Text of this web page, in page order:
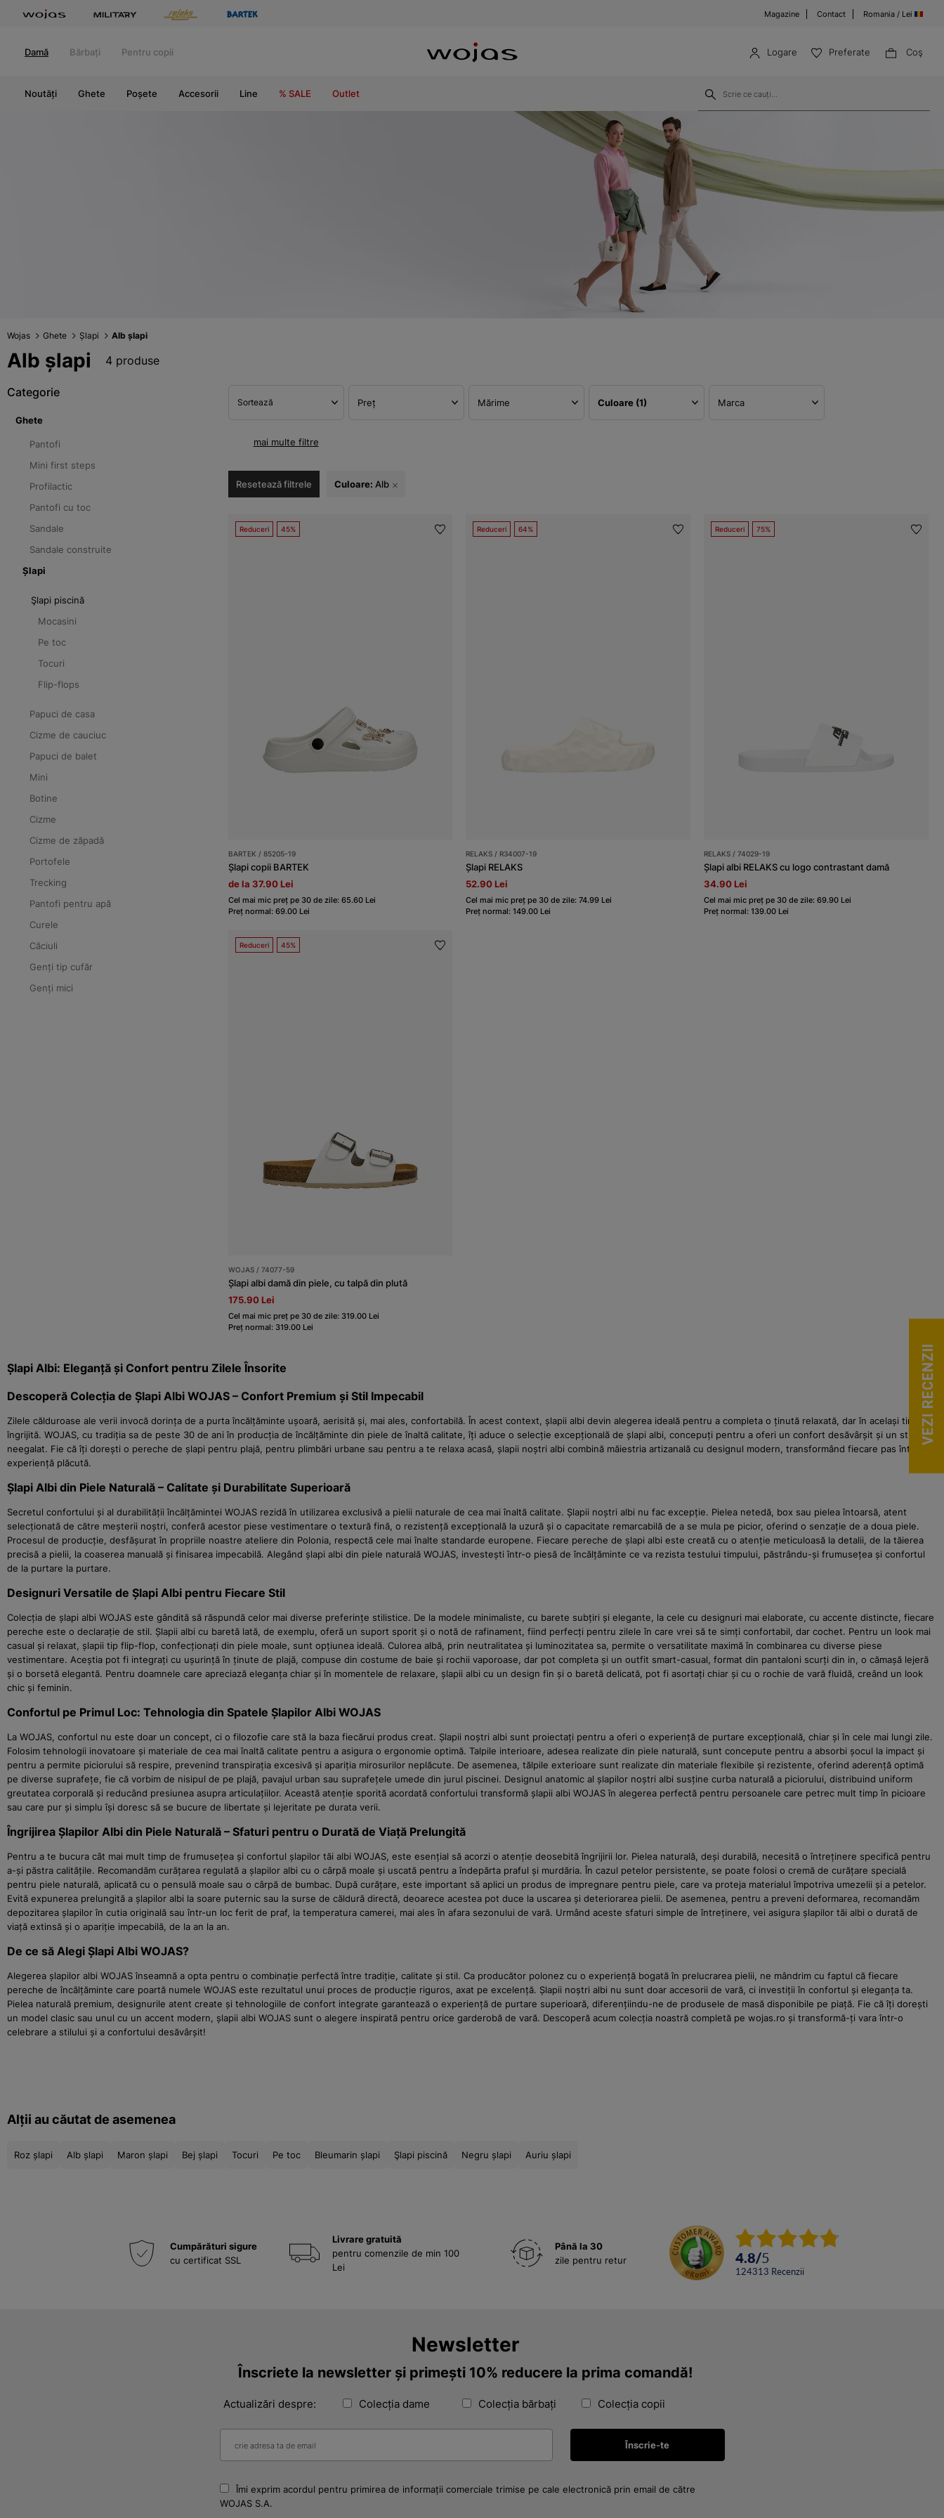
Magazine Contact Romania / Lei
Damă Bărbați Pentru copii Logare Preferate Coş
Noutăți Ghete Poșete Accesorii Line % SALE Outlet
Wojas Ghete Șlapi Alb șlapi
Alb șlapi 4 produse
Categorie
Ghete
Pantofi
Mini first steps
Profilactic
Pantofi cu toc
Sandale
Sandale construite
Șlapi
Şlapi piscină
Mocasini
Pe toc
Tocuri
Flip-flops
Papuci de casa
Cizme de cauciuc
Papuci de balet
Mini
Botine
Cizme
Cizme de zăpadă
Portofele
Trecking
Pantofi pentru apă
Curele
Căciuli
Genți tip cufăr
Genți mici
Sortează Preț Mărime Culoare (1) Marca
mai multe filtre
Resetează filtrele Culoare: Alb
Reduceri 45%
BARTEK / 85205-19
Șlapi copii BARTEK
de la 37.90 Lei
Cel mai mic preț pe 30 de zile: 65.60 Lei
Preț normal: 69.00 Lei
Reduceri 64%
RELAKS / R34007-19
Șlapi RELAKS
52.90 Lei
Cel mai mic preț pe 30 de zile: 74.99 Lei
Preț normal: 149.00 Lei
Reduceri 75%
RELAKS / 74029-19
Șlapi albi RELAKS cu logo contrastant damă
34.90 Lei
Cel mai mic preț pe 30 de zile: 69.90 Lei
Preț normal: 139.00 Lei
Reduceri 45%
WOJAS / 74077-59
Șlapi albi damă din piele, cu talpă din plută
175.90 Lei
Cel mai mic preț pe 30 de zile: 319.00 Lei
Preț normal: 319.00 Lei
Șlapi Albi: Eleganță și Confort pentru Zilele Însorite
Descoperă Colecția de Șlapi Albi WOJAS – Confort Premium și Stil Impecabil
Zilele călduroase ale verii invocă dorința de a purta încălțăminte ușoară, aerisită și, mai ales, confortabilă. În acest context, șlapii albi devin alegerea ideală pentru a completa o ținută relaxată, dar în același timp
îngrijită. WOJAS, cu tradiția sa de peste 30 de ani în producția de încălțăminte din piele de înaltă calitate, îți aduce o selecție excepțională de șlapi albi, concepuți pentru a oferi un confort desăvârșit și un stil de
neegalat. Fie că îți dorești o pereche de șlapi pentru plajă, pentru plimbări urbane sau pentru a te relaxa acasă, șlapii noștri albi combină măiestria artizanală cu designul modern, transformând fiecare pas într-o
experiență plăcută.
Șlapi Albi din Piele Naturală – Calitate și Durabilitate Superioară
Secretul confortului și al durabilității încălțămintei WOJAS rezidă în utilizarea exclusivă a pielii naturale de cea mai înaltă calitate. Șlapii noștri albi nu fac excepție. Pielea netedă, box sau pielea întoarsă, atent
selecționată de către meșterii noștri, conferă acestor piese vestimentare o textură fină, o rezistență excepțională la uzură și o capacitate remarcabilă de a se mula pe picior, oferind o senzație de a doua piele.
Procesul de producție, desfășurat în propriile noastre ateliere din Polonia, respectă cele mai înalte standarde europene. Fiecare pereche de șlapi albi este creată cu o atenție meticuloasă la detalii, de la tăierea
precisă a pielii, la coaserea manuală și finisarea impecabilă. Alegând șlapi albi din piele naturală WOJAS, investești într-o piesă de încălțăminte ce va rezista testului timpului, păstrându-și frumusețea și confortul
de la purtare la purtare.
Designuri Versatile de Șlapi Albi pentru Fiecare Stil
Colecția de șlapi albi WOJAS este gândită să răspundă celor mai diverse preferințe stilistice. De la modele minimaliste, cu barete subțiri și elegante, la cele cu designuri mai elaborate, cu accente distincte, fiecare
pereche este o declarație de stil. Șlapii albi cu baretă lată, de exemplu, oferă un suport sporit și o notă de rafinament, fiind perfecți pentru zilele în care vrei să te simți confortabil, dar cochet. Pentru un look mai
casual și relaxat, șlapii tip flip-flop, confecționați din piele moale, sunt opțiunea ideală. Culorea albă, prin neutralitatea și luminozitatea sa, permite o versatilitate maximă în combinarea cu diverse piese
vestimentare. Aceștia pot fi integrați cu ușurință în ținute de plajă, compuse din costume de baie și rochii vaporoase, dar pot completa și un outfit smart-casual, format din pantaloni scurți din in, o cămașă lejeră
și o borsetă elegantă. Pentru doamnele care apreciază eleganța chiar și în momentele de relaxare, șlapii albi cu un design fin și o baretă delicată, pot fi asortați chiar și cu o rochie de vară fluidă, creând un look
chic și feminin.
Confortul pe Primul Loc: Tehnologia din Spatele Șlapilor Albi WOJAS
La WOJAS, confortul nu este doar un concept, ci o filozofie care stă la baza fiecărui produs creat. Șlapii noștri albi sunt proiectați pentru a oferi o experiență de purtare excepțională, chiar și în cele mai lungi zile.
Folosim tehnologii inovatoare și materiale de cea mai înaltă calitate pentru a asigura o ergonomie optimă. Talpile interioare, adesea realizate din piele naturală, sunt concepute pentru a absorbi șocul la impact și
pentru a permite piciorului să respire, prevenind transpirația excesivă și apariția mirosurilor neplăcute. De asemenea, tălpile exterioare sunt realizate din materiale flexibile și rezistente, oferind aderență optimă
pe diverse suprafețe, fie că vorbim de nisipul de pe plajă, pavajul urban sau suprafețele umede din jurul piscinei. Designul anatomic al șlapilor noștri albi susține curba naturală a piciorului, distribuind uniform
greutatea corporală și reducând presiunea asupra articulațiilor. Această atenție sporită acordată confortului transformă șlapii albi WOJAS în alegerea perfectă pentru persoanele care petrec mult timp în picioare
sau care pur și simplu își doresc să se bucure de libertate și lejeritate pe durata verii.
Îngrijirea Șlapilor Albi din Piele Naturală – Sfaturi pentru o Durată de Viață Prelungită
Pentru a te bucura cât mai mult timp de frumusețea și confortul șlapilor tăi albi WOJAS, este esențial să acorzi o atenție deosebită îngrijirii lor. Pielea naturală, deși durabilă, necesită o întreținere specifică pentru
a-și păstra calitățile. Recomandăm curățarea regulată a șlapilor albi cu o cârpă moale și uscată pentru a îndepărta praful și murdăria. În cazul petelor persistente, se poate folosi o cremă de curățare specială
pentru piele naturală, aplicată cu o pensulă moale sau o cârpă de bumbac. După curățare, este important să aplici un produs de impregnare pentru piele, care va proteja materialul împotriva umezelii și a petelor.
Evită expunerea prelungită a șlapilor albi la soare puternic sau la surse de căldură directă, deoarece acestea pot duce la uscarea și deteriorarea pielii. De asemenea, pentru a preveni deformarea, recomandăm
depozitarea șlapilor în cutia originală sau într-un loc ferit de praf, la temperatura camerei, mai ales în afara sezonului de vară. Urmând aceste sfaturi simple de întreținere, vei asigura șlapilor tăi albi o durată de
viață extinsă și o apariție impecabilă, de la an la an.
De ce să Alegi Șlapi Albi WOJAS?
Alegerea șlapilor albi WOJAS înseamnă a opta pentru o combinație perfectă între tradiție, calitate și stil. Ca producător polonez cu o experiență bogată în prelucrarea pielii, ne mândrim cu faptul că fiecare
pereche de încălțăminte care poartă numele WOJAS este rezultatul unui proces de producție riguros, axat pe excelență. Șlapii noștri albi nu sunt doar accesorii de vară, ci investiții în confortul și eleganța ta.
Pielea naturală premium, designurile atent create și tehnologiile de confort integrate garantează o experiență de purtare superioară, diferențiindu-ne de produsele de masă disponibile pe piață. Fie că îți dorești
un model clasic sau unul cu un accent modern, șlapii albi WOJAS sunt o alegere inspirată pentru orice garderobă de vară. Descoperă acum colecția noastră completă pe wojas.ro și transformă-ți vara într-o
celebrare a stilului și a confortului desăvârșit!
Alții au căutat de asemenea
Roz șlapi Alb șlapi Maron șlapi Bej șlapi Tocuri Pe toc Bleumarin șlapi Şlapi piscină Negru șlapi Auriu șlapi
Cumpărături sigure
cu certificat SSL
Livrare gratuită
pentru comenzile de min 100
Lei
Până la 30
zile pentru retur
4.8/5
124313 Recenzii
Newsletter
Înscriete la newsletter și primești 10% reducere la prima comandă!
Actualizări despre: Colecția dame Colecția bărbați Colecția copii
Îmi exprim acordul pentru primirea de informații comerciale trimise pe cale electronică prin email de către
WOJAS S.A.
VEZI RECENZII